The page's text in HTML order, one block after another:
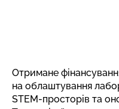
Отримане
на облаштування
STEM-просторів та